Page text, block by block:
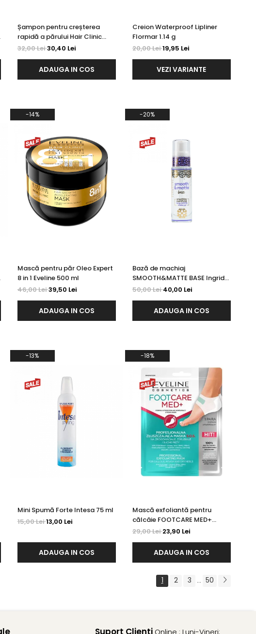
Șampon pentru creșterea
rapidă a părului Hair Clinic
Fast Growth Micellar 8-1
32,00 Lei30,40 Lei
ADAUGA IN COS
Creion Waterproof Lipliner
Flormar 1.14 g
20,00 Lei19,95 Lei
VEZI VARIANTE
-14%
Mască pentru păr Oleo Expert
8 in 1 Eveline 500 ml
46,00 Lei39,50 Lei
ADAUGA IN COS
-20%
Bază de machiaj
SMOOTH&MATTE BASE Ingrid
30 ml
50,00 Lei40,00 Lei
ADAUGA IN COS
-13%
Mini Spumă Forte Intesa 75 ml
15,00 Lei13,00 Lei
ADAUGA IN COS
-18%
Mască exfoliantă pentru
călcâie FOOTCARE MED+
Eveline 1 pereche
29,00 Lei23,90 Lei
ADAUGA IN COS
1 2 3 ... 50
Online : Luni-Vineri: